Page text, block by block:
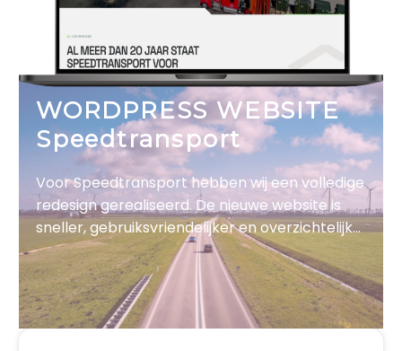
WORDPRESS WEBSITE
Speedtransport
Voor Speedtransport hebben wij een volledige
redesign gerealiseerd. De nieuwe website is
sneller, gebruiksvriendelijker en overzichtelijk
opgebouwd, met een optimale navigatie. Ook
de mobiele versie is volledig geoptimaliseerd
voor een vlotte gebruikerservaring.